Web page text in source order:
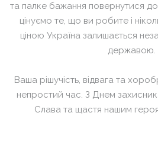
та палке бажання повернутися
цінуємо те, що ви робите і
ціною Україна залишається
державою.
Ваша рішучість, відвага та
непростий час. З Днем
Слава та щастя нашим